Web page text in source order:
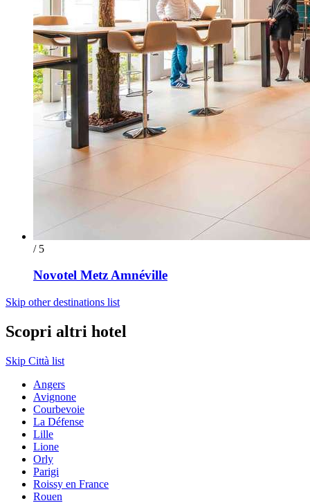
/ 5
Novotel Metz Amnéville
Skip other destinations list
Scopri altri hotel
Skip Città list
Angers
Avignone
Courbevoie
La Défense
Lille
Lione
Orly
Parigi
Roissy en France
Rouen